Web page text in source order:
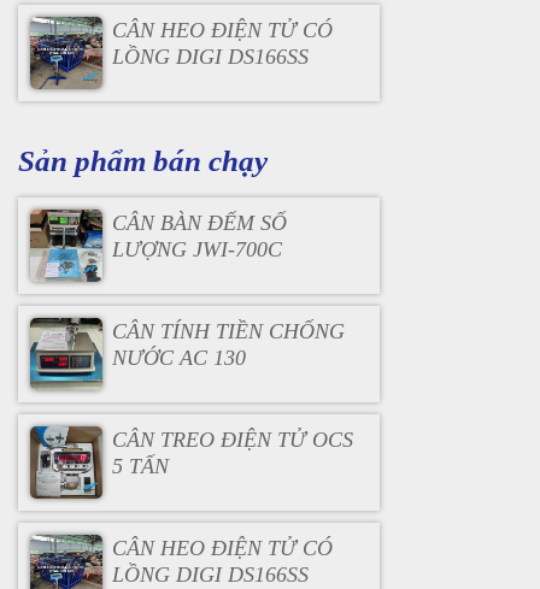
CÂN HEO ĐIỆN TỬ CÓ
LỒNG DIGI DS166SS
Sản phẩm bán chạy
CÂN BÀN ĐẾM SỐ
LƯỢNG JWI-700C
CÂN TÍNH TIỀN CHỐNG
NƯỚC AC 130
CÂN TREO ĐIỆN TỬ OCS
5 TẤN
CÂN HEO ĐIỆN TỬ CÓ
LỒNG DIGI DS166SS